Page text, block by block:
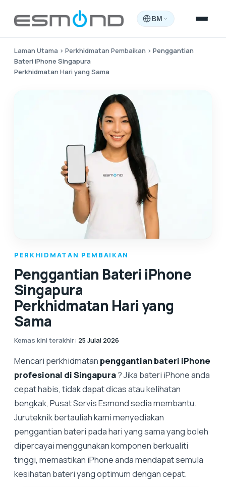
BM
Laman Utama › Perkhidmatan Pembaikan › Penggantian
Bateri iPhone Singapura
Perkhidmatan Hari yang Sama
PERKHIDMATAN PEMBAIKAN
Penggantian Bateri iPhone
Singapura
Perkhidmatan Hari yang
Sama
Kemas kini terakhir: 25 Julai 2026
Mencari perkhidmatan penggantian bateri iPhone
profesional di Singapura? Jika bateri iPhone anda
cepat habis, tidak dapat dicas atau kelihatan
bengkak, Pusat Servis Esmond sedia membantu.
Juruteknik bertauliah kami menyediakan
penggantian bateri pada hari yang sama yang boleh
dipercayai menggunakan komponen berkualiti
tinggi, memastikan iPhone anda mendapat semula
kesihatan bateri yang optimum dengan cepat.